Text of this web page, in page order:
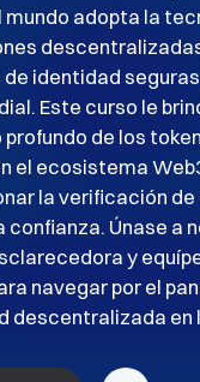
mundo adopta la
identidad
Este curso le
de los
el ecosistema
la verificación
confianza. Únase a
y
navegar por el
descentralizada en